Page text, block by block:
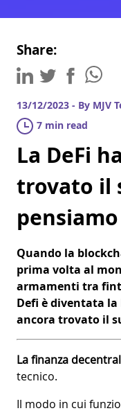
Share:
13/12/2023 - By MJV
7 min read
La DeFi
trovato il
Quando la
prima volta al
armamenti tra
Defi è diventata
ancora trovato il
La finanza
tecnico.
Il modo in cui